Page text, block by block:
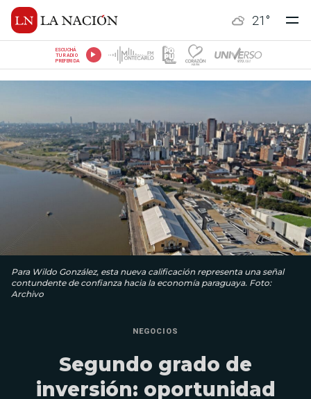
21 °
ESCUCHÁ
TU RADIO
PREFERIDA
Para Wildo González, esta nueva calificación representa una señal
contundente de confianza hacia la economía paraguaya. Foto:
Archivo
NEGOCIOS
Segundo grado de
inversión: oportunidad